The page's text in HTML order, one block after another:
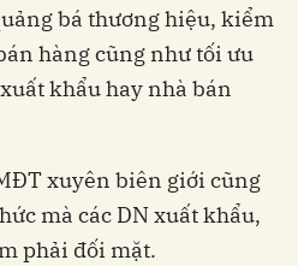
bá thương hiệu, kiểm
hàng cũng như tối ưu
khẩu hay nhà bán
xuyên biên giới cũng
mà các DN xuất khẩu,
phải đối mặt.